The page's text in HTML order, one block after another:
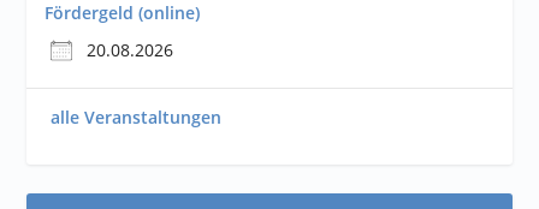
Fördergeld (online)
20.08.2026
alle Veranstaltungen